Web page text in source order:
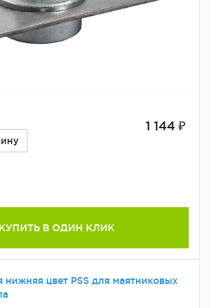
1 144 ₽
КУПИТЬ В ОДИН КЛИК
нижняя цвет PSS для маятниковых